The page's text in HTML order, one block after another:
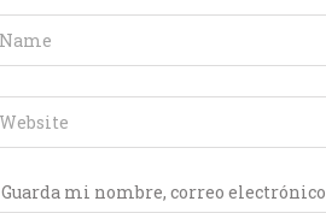
Guarda mi nombre, correo